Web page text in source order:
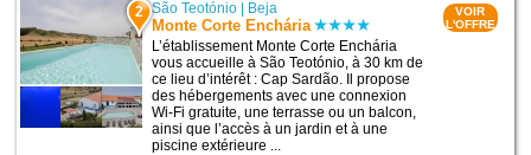
2 São Teotónio Beja
Monte Corte Enchária
L’établissement Monte Corte Enchária
vous accueille à São Teotónio, à 30 km de
ce lieu d’intérêt : Cap Sardão. Il propose
des hébergements avec une connexion
Wi-Fi gratuite, une terrasse ou un balcon,
ainsi que l’accès à un jardin et à une
piscine extérieure ...
VOIR
L'OFFRE